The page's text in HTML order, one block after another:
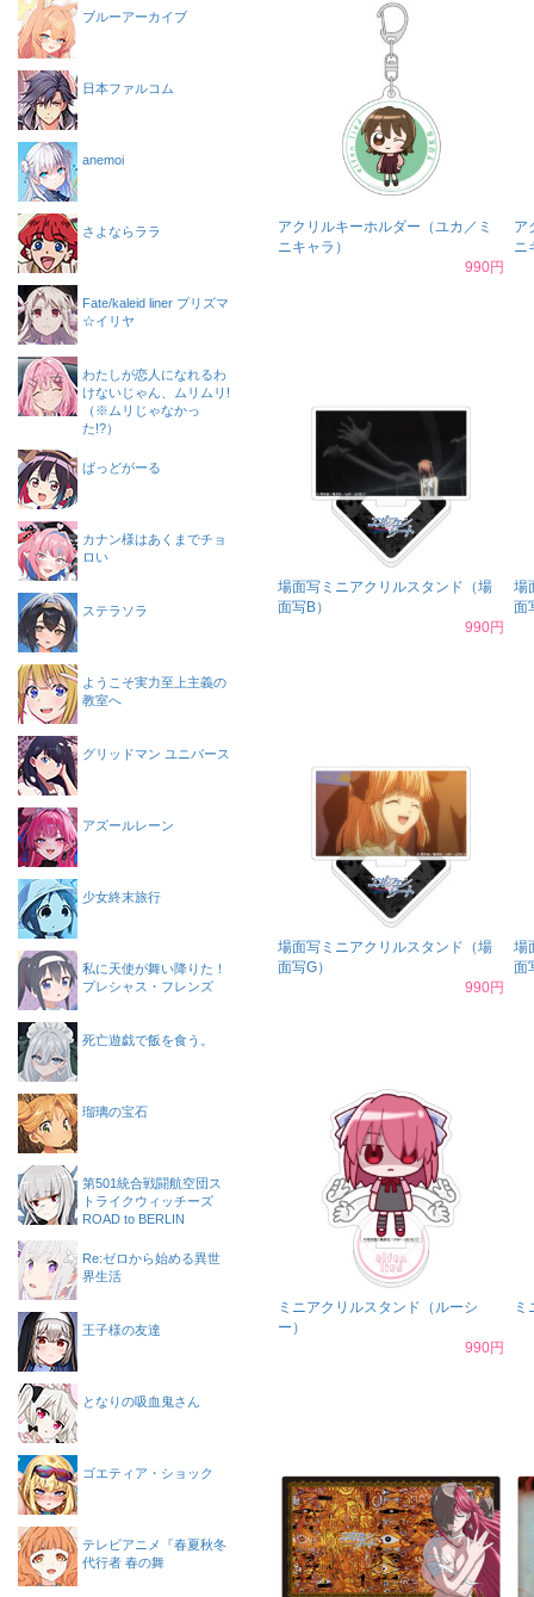
アクリルキーホルダー（ユカ／ミ
ニキャラ）
990円
ア
ニ
場面写ミニアクリルスタンド（場
面写B）
990円
場
面
場面写ミニアクリルスタンド（場
面写G）
990円
場
面
ミニアクリルスタンド（ルーシ
ー）
990円
ミ
ブルーアーカイブ
日本ファルコム
anemoi
さよならララ
Fate/kaleid liner プリズマ
☆イリヤ
わたしが恋人になれるわ
けないじゃん、ムリムリ!
（※ムリじゃなかっ
た!?）
ばっどがーる
カナン様はあくまでチョ
ロい
ステラソラ
ようこそ実力至上主義の
教室へ
グリッドマン ユニバース
アズールレーン
少女終末旅行
私に天使が舞い降りた！
プレシャス・フレンズ
死亡遊戯で飯を食う。
瑠璃の宝石
第501統合戦闘航空団ス
トライクウィッチーズ
ROAD to BERLIN
Re:ゼロから始める異世
界生活
王子様の友達
となりの吸血鬼さん
ゴエティア・ショック
テレビアニメ『春夏秋冬
代行者 春の舞